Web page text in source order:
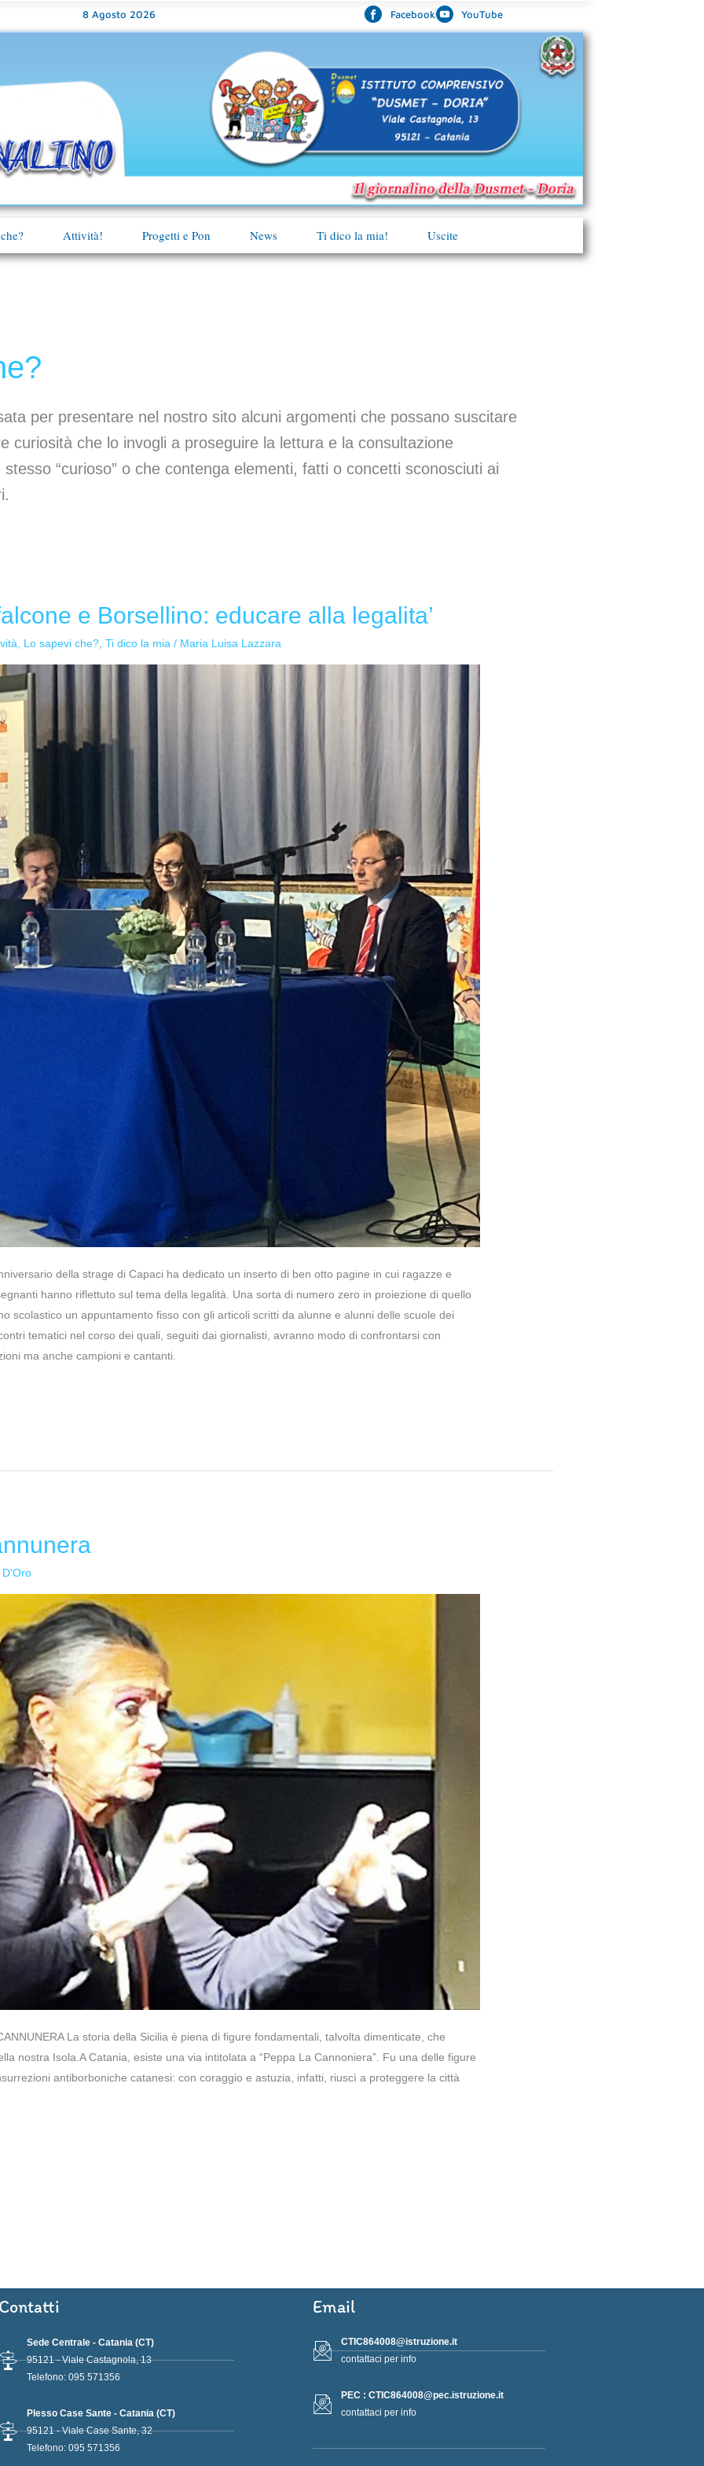
8 Agosto 2026 Facebook YouTube
Attività! Progetti e Pon News Ti dico la mia! Uscite
per presentare nel nostro sito alcuni argomenti che possano suscitare
curiosità che lo invogli a proseguire la lettura e la consultazione
stesso “curioso” o che contenga elementi, fatti o concetti sconosciuti ai
falcone e Borsellino: educare alla legalita’
Lo sapevi che? ,Ti dico la mia / Maria Luisa Lazzara
della strage di Capaci ha dedicato un inserto di ben otto pagine in cui ragazze e
hanno riflettuto sul tema della legalità. Una sorta di numero zero in proiezione di quello
scolastico un appuntamento fisso con gli articoli scritti da alunne e alunni delle scuole dei
tematici nel corso dei quali, seguiti dai giornalisti, avranno modo di confrontarsi con
ma anche campioni e cantanti.
D'Oro
La storia della Sicilia è piena di figure fondamentali, talvolta dimenticate, che
nostra Isola.A Catania, esiste una via intitolata a “Peppa La Cannoniera”. Fu una delle figure
antiborboniche catanesi: con coraggio e astuzia, infatti, riuscì a proteggere la città
Contatti
Sede Centrale - Catania (CT)
95121 - Viale Castagnola, 13
Telefono: 095 571356
Plesso Case Sante - Catania (CT)
95121 - Viale Case Sante, 32
Telefono: 095 571356
Email
CTIC864008@istruzione.it
contattaci per info
PEC : CTIC864008@pec.istruzione.it
contattaci per info